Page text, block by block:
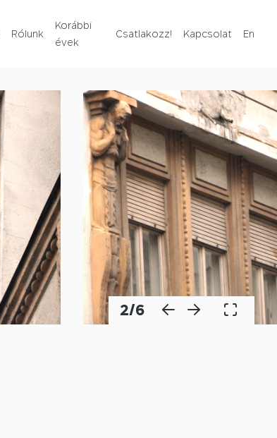
Rólunk
Korábbi
évek
Csatlakozz! Kapcsolat En
Csatlakozz!
Kapcsolat
En
2/6